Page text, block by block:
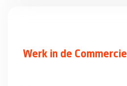
Werk in de Commercie